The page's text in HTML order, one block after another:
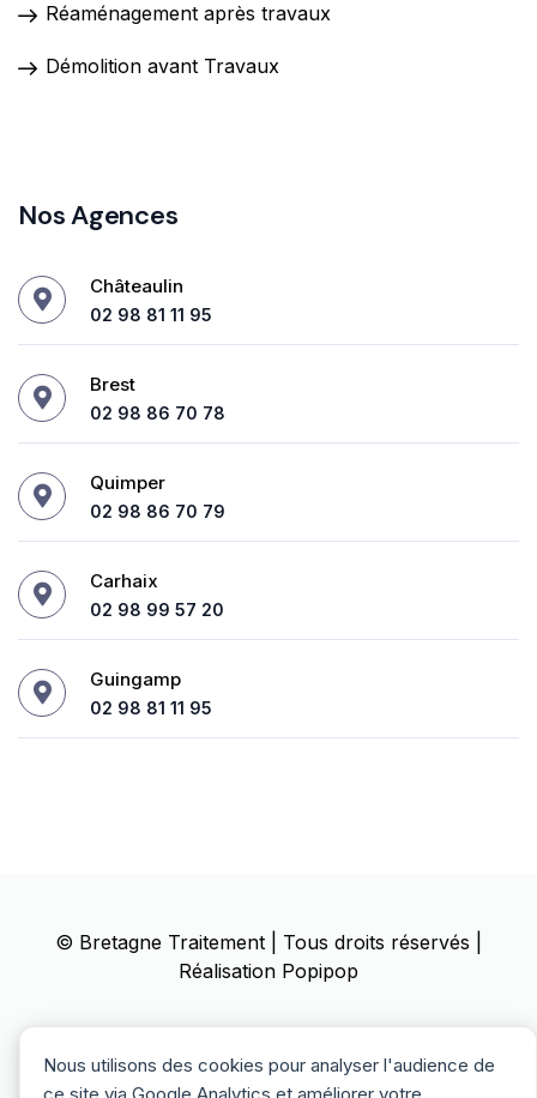
Nous utilisons des cookies pour analyser l'audience de
Réaménagement après travaux
Démolition avant Travaux
Nos Agences
Châteaulin
02 98 81 11 95
Brest
02 98 86 70 78
Quimper
02 98 86 70 79
Carhaix
02 98 99 57 20
Guingamp
02 98 81 11 95
© Bretagne Traitement | Tous droits réservés |
Réalisation Popipop
Politique des cookies